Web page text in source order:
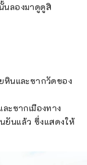
นลองมาดูดูสิ
หินและซากวัดของ
ะซากเมืองทาง
นแล้ว ซึ่งแสดงให้